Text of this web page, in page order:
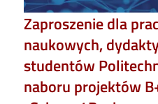
Zaproszenie dla
naukowych,
studentów
naboru projektów